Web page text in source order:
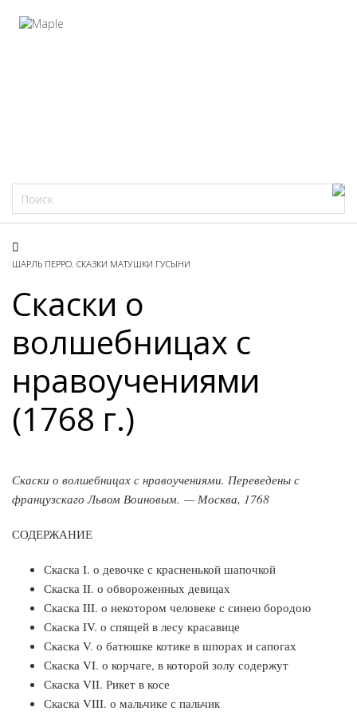
ШАРЛЬ ПЕРРО. СКАЗКИ МАТУШКИ ГУСЫНИ
Скаски о
волшебницах с
нравоучениями
(1768 г.)
Скаски о волшебницах с нравоучениями. Переведены с
французскаго Львом Воиновым. — Москва, 1768
СОДЕРЖАНИЕ
Скаска I. о девочке с красненькой шапочкой
Скаска II. о обвороженных девицах
Скаска III. о некотором человеке с синею бородою
Скаска IV. о спящей в лесу красавице
Скаска V. о батюшке котике в шпорах и сапогах
Скаска VI. о корчаге, в которой золу содержут
Скаска VII. Рикет в косе
Скаска VIII. о мальчике с пальчик